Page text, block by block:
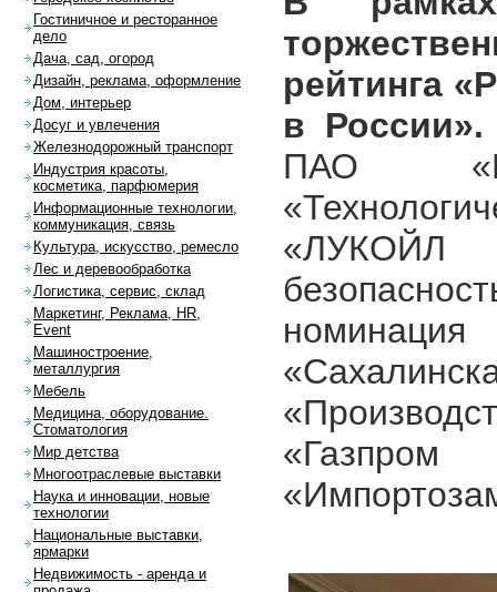
рейтинга
в России».
ПАО
«ЛУКОЙЛ -
Гостиничное и ресторанное
дело
Дача, сад, огород
Дизайн, реклама, оформление
Дом, интерьер
Досуг и увлечения
Железнодорожный транспорт
Индустрия красоты,
косметика, парфюмерия
Информационные технологии,
коммуникация, связь
Культура, искусство, ремесло
Лес и деревообработка
Логистика, сервис, склад
Маркетинг, Реклама, HR,
Event
Машиностроение,
металлургия
Мебель
Медицина, оборудование.
Стоматология
Мир детства
Многоотраслевые выставки
Наука и инновации, новые
технологии
Национальные выставки,
ярмарки
Недвижимость - аренда и